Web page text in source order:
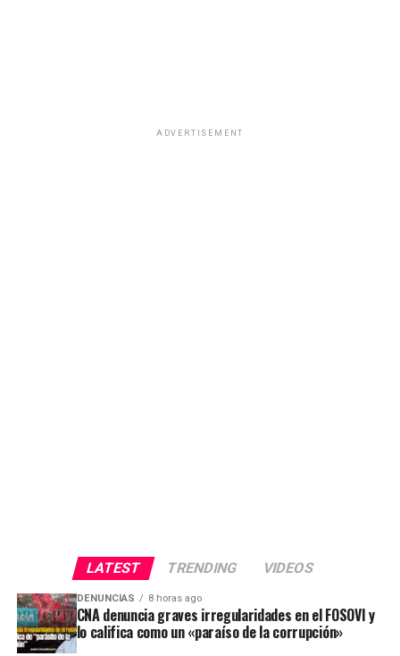
ADVERTISEMENT
LATEST TRENDING VIDEOS
DENUNCIAS 8 horas ago
CNA denuncia graves irregularidades en el FOSOVI y
lo califica como un «paraíso de la corrupción»